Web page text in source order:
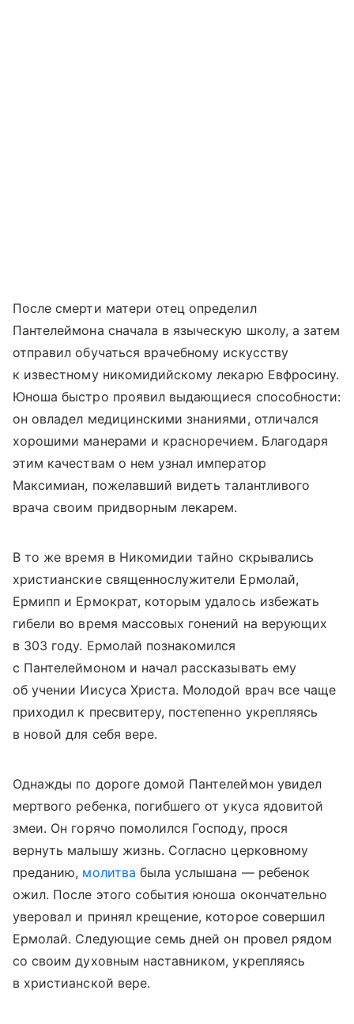
После смерти матери отец определил
Пантелеймона сначала в языческую школу, а затем
отправил обучаться врачебному искусству
к известному никомидийскому лекарю Евфросину.
Юноша быстро проявил выдающиеся способности:
он овладел медицинскими знаниями, отличался
хорошими манерами и красноречием. Благодаря
этим качествам о нем узнал император
Максимиан, пожелавший видеть талантливого
врача своим придворным лекарем.
В то же время в Никомидии тайно скрывались
христианские священнослужители Ермолай,
Ермипп и Ермократ, которым удалось избежать
гибели во время массовых гонений на верующих
в 303 году. Ермолай познакомился
с Пантелеймоном и начал рассказывать ему
об учении Иисуса Христа. Молодой врач все чаще
приходил к пресвитеру, постепенно укрепляясь
в новой для себя вере.
Однажды по дороге домой Пантелеймон увидел
мертвого ребенка, погибшего от укуса ядовитой
змеи. Он горячо помолился Господу, прося
вернуть малышу жизнь. Согласно церковному
преданию, молитва была услышана — ребенок
ожил. После этого события юноша окончательно
уверовал и принял крещение, которое совершил
Ермолай. Следующие семь дней он провел рядом
со своим духовным наставником, укрепляясь
в христианской вере.